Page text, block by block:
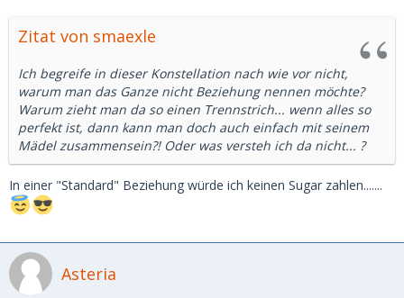
Zitat von smaexle
Ich begreife in dieser Konstellation nach wie vor nicht,
warum man das Ganze nicht Beziehung nennen möchte?
Warum zieht man da so einen Trennstrich... wenn alles so
perfekt ist, dann kann man doch auch einfach mit seinem
Mädel zusammensein?! Oder was versteh ich da nicht... ?
In einer "Standard" Beziehung würde ich keinen Sugar zahlen.......
Asteria